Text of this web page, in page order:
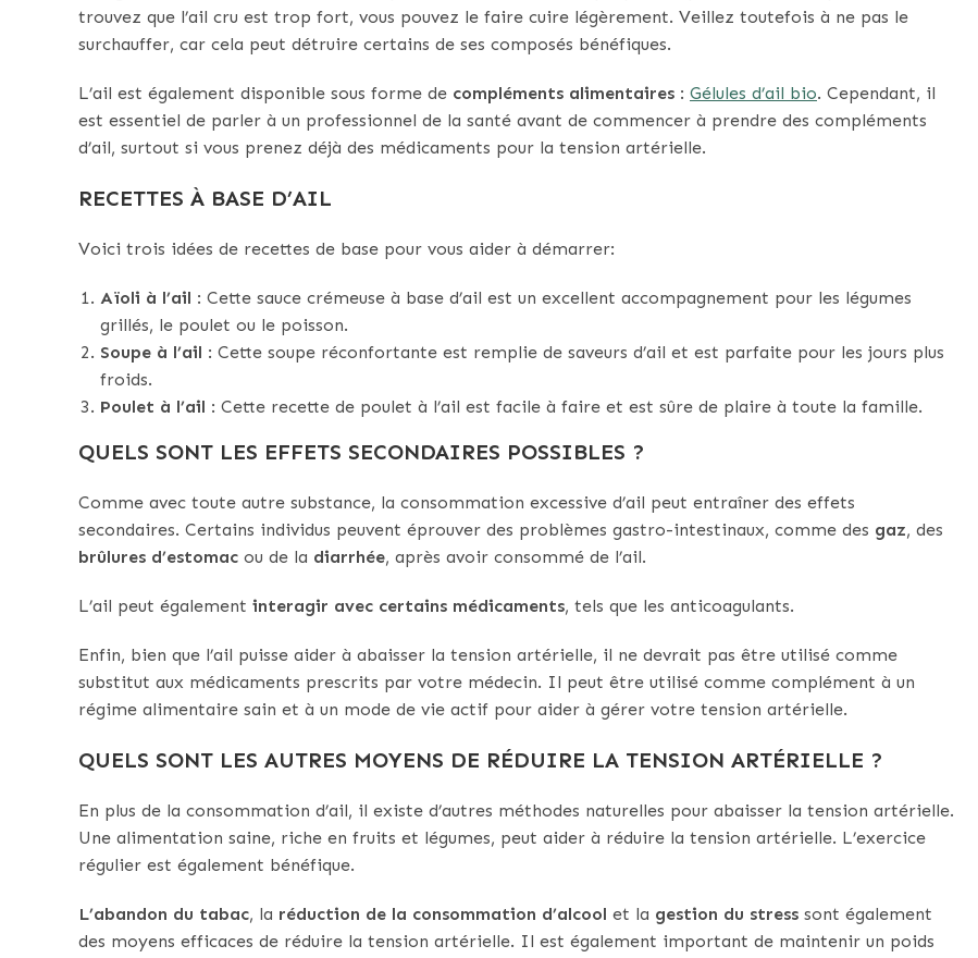
trouvez que l’ail cru est trop fort, vous pouvez le faire cuire légèrement. Veillez toutefois à ne pas le
surchauffer, car cela peut détruire certains de ses composés bénéfiques.
L’ail est également disponible sous forme de compléments alimentaires : Gélules d’ail bio. Cependant, il
est essentiel de parler à un professionnel de la santé avant de commencer à prendre des compléments
d’ail, surtout si vous prenez déjà des médicaments pour la tension artérielle.
RECETTES À BASE D’AIL
Voici trois idées de recettes de base pour vous aider à démarrer:
Aïoli à l’ail : Cette sauce crémeuse à base d’ail est un excellent accompagnement pour les légumes
grillés, le poulet ou le poisson.
Soupe à l’ail : Cette soupe réconfortante est remplie de saveurs d’ail et est parfaite pour les jours plus
froids.
Poulet à l’ail : Cette recette de poulet à l’ail est facile à faire et est sûre de plaire à toute la famille.
QUELS SONT LES EFFETS SECONDAIRES POSSIBLES ?
Comme avec toute autre substance, la consommation excessive d’ail peut entraîner des effets
secondaires. Certains individus peuvent éprouver des problèmes gastro-intestinaux, comme des gaz, des
brûlures d’estomac ou de la diarrhée, après avoir consommé de l’ail.
L’ail peut également interagir avec certains médicaments, tels que les anticoagulants.
Enfin, bien que l’ail puisse aider à abaisser la tension artérielle, il ne devrait pas être utilisé comme
substitut aux médicaments prescrits par votre médecin. Il peut être utilisé comme complément à un
régime alimentaire sain et à un mode de vie actif pour aider à gérer votre tension artérielle.
QUELS SONT LES AUTRES MOYENS DE RÉDUIRE LA TENSION ARTÉRIELLE ?
En plus de la consommation d’ail, il existe d’autres méthodes naturelles pour abaisser la tension artérielle.
Une alimentation saine, riche en fruits et légumes, peut aider à réduire la tension artérielle. L’exercice
régulier est également bénéfique.
L’abandon du tabac, la réduction de la consommation d’alcool et la gestion du stress sont également
des moyens efficaces de réduire la tension artérielle. Il est également important de maintenir un poids